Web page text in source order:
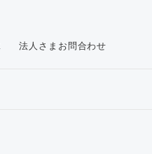
法人さまお問合わせ